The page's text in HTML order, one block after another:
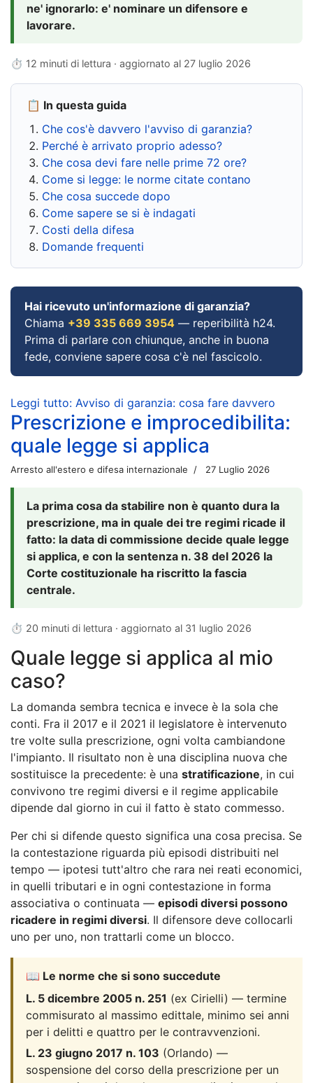
ne' ignorarlo: e' nominare un difensore e
lavorare.
⏱ 12 minuti di lettura · aggiornato al 27 luglio 2026
📋 In questa guida
Che cos'è davvero l'avviso di garanzia?
Perché è arrivato proprio adesso?
Che cosa devi fare nelle prime 72 ore?
Come si legge: le norme citate contano
Che cosa succede dopo
Come sapere se si è indagati
Costi della difesa
Domande frequenti
Hai ricevuto un'informazione di garanzia?
Chiama +39 335 669 3954 — reperibilità h24.
Prima di parlare con chiunque, anche in buona
fede, conviene sapere cosa c'è nel fascicolo.
Leggi tutto: Avviso di garanzia: cosa fare davvero
Prescrizione e improcedibilita:
quale legge si applica
Arresto all'estero e difesa internazionale 27 Luglio 2026
La prima cosa da stabilire non è quanto dura la
prescrizione, ma in quale dei tre regimi ricade il
fatto: la data di commissione decide quale legge
si applica, e con la sentenza n. 38 del 2026 la
Corte costituzionale ha riscritto la fascia
centrale.
⏱ 20 minuti di lettura · aggiornato al 31 luglio 2026
Quale legge si applica al mio
caso?
La domanda sembra tecnica e invece è la sola che
conti. Fra il 2017 e il 2021 il legislatore è intervenuto
tre volte sulla prescrizione, ogni volta cambiandone
l'impianto. Il risultato non è una disciplina nuova che
sostituisce la precedente: è una stratificazione, in cui
convivono tre regimi diversi e il regime applicabile
dipende dal giorno in cui il fatto è stato commesso.
Per chi si difende questo significa una cosa precisa. Se
la contestazione riguarda più episodi distribuiti nel
tempo — ipotesi tutt'altro che rara nei reati economici,
in quelli tributari e in ogni contestazione in forma
associativa o continuata — episodi diversi possono
ricadere in regimi diversi. Il difensore deve collocarli
uno per uno, non trattarli come un blocco.
📖 Le norme che si sono succedute
L. 5 dicembre 2005 n. 251 (ex Cirielli) — termine
commisurato al massimo edittale, minimo sei anni
per i delitti e quattro per le contravvenzioni.
L. 23 giugno 2017 n. 103 (Orlando) —
sospensione del corso della prescrizione per un